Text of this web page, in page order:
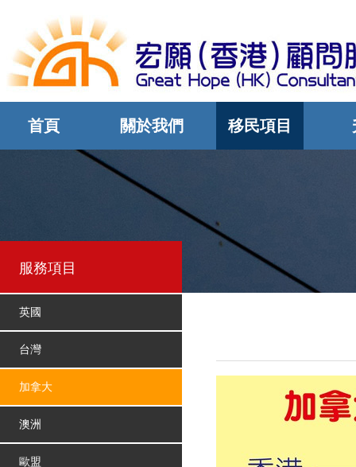
首頁 關於我們 移民項目
服務項目
英國
台灣
加拿大
澳洲
歐盟